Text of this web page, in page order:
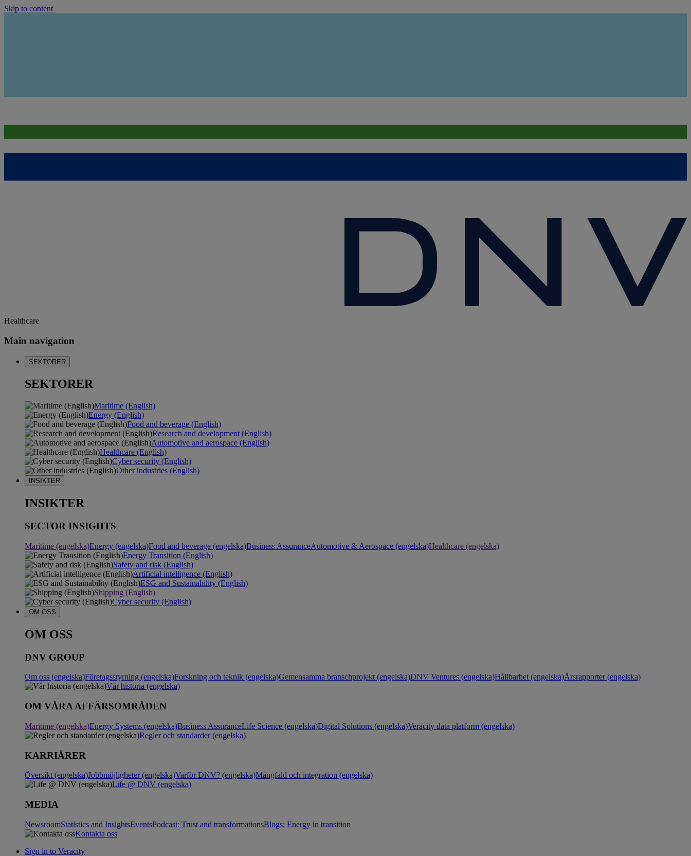
Skip to content
Healthcare
Main navigation
SEKTORER
SEKTORER
Maritime (English)
Energy (English)
Food and beverage (English)
Research and development (English)
Automotive and aerospace (English)
Healthcare (English)
Cyber security (English)
Other industries (English)
INSIKTER
INSIKTER
SECTOR INSIGHTS
Maritime (engelska)Energy (engelska)Food and beverage (engelska)Business AssuranceAutomotive & Aerospace (engelska)Healthcare (engelska)
Energy Transition (English)
Safety and risk (English)
Artificial intelligence (English)
ESG and Sustainability (English)
Shipping (English)
Cyber security (English)
OM OSS
OM OSS
DNV GROUP
Om oss (engelska)Företagsstyrning (engelska)Forskning och teknik (engelska)Gemensamma branschprojekt (engelska)DNV Ventures (engelska)Hållbarhet (engelska)Årsrapporter (engelska)
Vår historia (engelska)
OM VÅRA AFFÄRSOMRÅDEN
Maritime (engelska)Energy Systems (engelska)Business AssuranceLife Science (engelska)Digital Solutions (engelska)Veracity data platform (engelska)
Regler och standarder (engelska)
KARRIÄRER
Översikt (engelska)Jobbmöjligheter (engelska)Varför DNV? (engelska)Mångfald och integration (engelska)
Life @ DNV (engelska)
MEDIA
NewsroomStatistics and InsightsEventsPodcast: Trust and transformationsBlogs: Energy in transition
Kontakta oss
Sign in to Veracity